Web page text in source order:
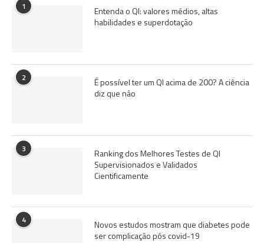
1
Entenda o QI: valores médios, altas
habilidades e superdotação
2
É possível ter um QI acima de 200? A ciência
diz que não
3
Ranking dos Melhores Testes de QI
Supervisionados e Validados
Cientificamente
4
Novos estudos mostram que diabetes pode
ser complicação pós covid-19